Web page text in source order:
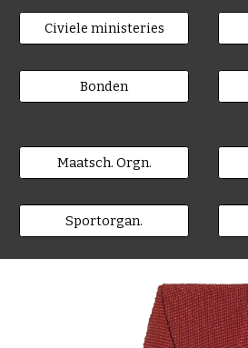
Civiele ministeries
Bonden
Maatsch. Orgn.
Sportorgan.